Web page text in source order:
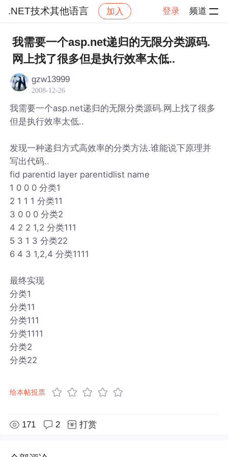
.NET技术其他语言 加入 登录 频道
社区 .NET技术其他语言 帖子详情
我需要一个asp.net递归的无限分类源码.
网上找了很多但是执行效率太低..
gzw13999
2008-12-26
我需要一个asp.net递归的无限分类源码.网上找了很多
但是执行效率太低..
发现一种递归方式高效率的分类方法.谁能说下原理并
写出代码..
fid parentid layer parentidlist name
1 0 0 0 分类1
2 1 1 1 分类11
3 0 0 0 分类2
4 2 2 1,2 分类111
5 3 1 3 分类22
6 4 3 1,2,4 分类1111
最终实现
分类1
分类11
分类111
分类1111
分类2
分类22
给本帖投票
171 2 打赏